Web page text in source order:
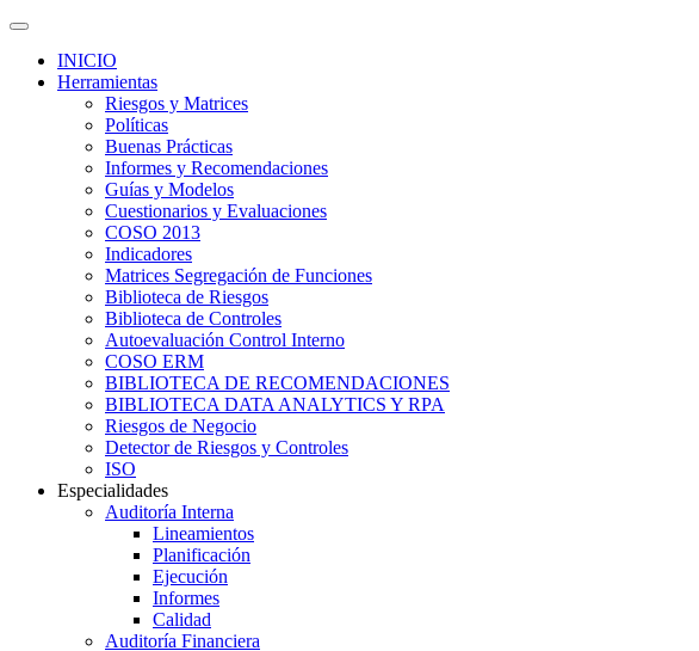
INICIO
Herramientas
Riesgos y Matrices
Políticas
Buenas Prácticas
Informes y Recomendaciones
Guías y Modelos
Cuestionarios y Evaluaciones
COSO 2013
Indicadores
Matrices Segregación de Funciones
Biblioteca de Riesgos
Biblioteca de Controles
Autoevaluación Control Interno
COSO ERM
BIBLIOTECA DE RECOMENDACIONES
BIBLIOTECA DATA ANALYTICS Y RPA
Riesgos de Negocio
Detector de Riesgos y Controles
ISO
Especialidades
Auditoría Interna
Lineamientos
Planificación
Ejecución
Informes
Calidad
Auditoría Financiera